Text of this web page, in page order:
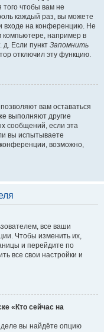
того чтобы вам не
каждый раз, вы можете
входе на конференцию. Не
компьютере, например в
д. Если пункт Запомнить
отключил эту функцию.
вам оставаться
выполняют другие
сообщений, если эта
вы испытываете
возможно,
все ваши
Чтобы изменить их,
и перейдите по
все свои настройки и
«Кто сейчас на
вы найдёте опцию